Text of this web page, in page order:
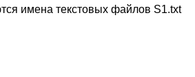
имена текстовых файлов S1.txt